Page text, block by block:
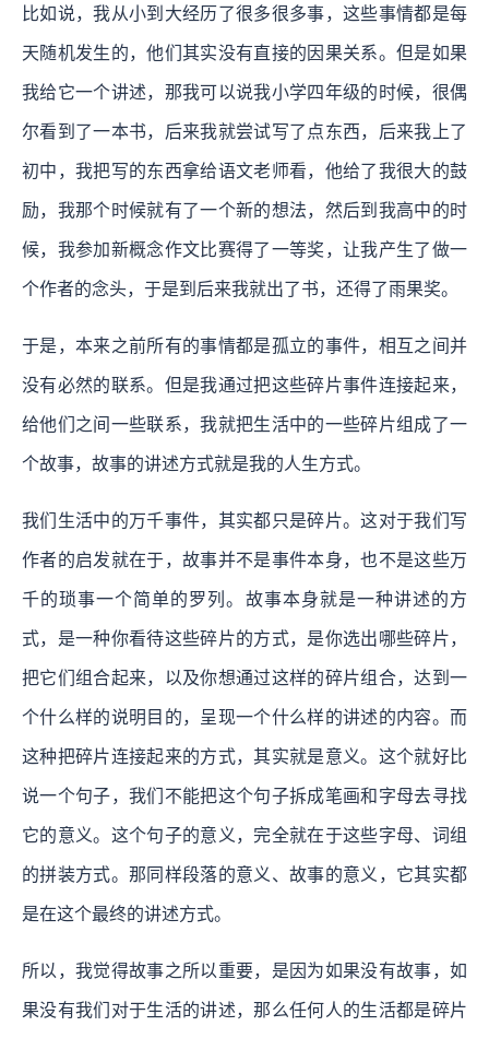
比如说，我从小到大经历了很多很多事，这些事情都是每
天随机发生的，他们其实没有直接的因果关系。但是如果
我给它一个讲述，那我可以说我小学四年级的时候，很偶
尔看到了一本书，后来我就尝试写了点东西，后来我上了
初中，我把写的东西拿给语文老师看，他给了我很大的鼓
励，我那个时候就有了一个新的想法，然后到我高中的时
候，我参加新概念作文比赛得了一等奖，让我产生了做一
个作者的念头，于是到后来我就出了书，还得了雨果奖。
于是，本来之前所有的事情都是孤立的事件，相互之间并
没有必然的联系。但是我通过把这些碎片事件连接起来，
给他们之间一些联系，我就把生活中的一些碎片组成了一
个故事，故事的讲述方式就是我的人生方式。
我们生活中的万千事件，其实都只是碎片。这对于我们写
作者的启发就在于，故事并不是事件本身，也不是这些万
千的琐事一个简单的罗列。故事本身就是一种讲述的方
式，是一种你看待这些碎片的方式，是你选出哪些碎片，
把它们组合起来，以及你想通过这样的碎片组合，达到一
个什么样的说明目的，呈现一个什么样的讲述的内容。而
这种把碎片连接起来的方式，其实就是意义。这个就好比
说一个句子，我们不能把这个句子拆成笔画和字母去寻找
它的意义。这个句子的意义，完全就在于这些字母、词组
的拼装方式。那同样段落的意义、故事的意义，它其实都
是在这个最终的讲述方式。
所以，我觉得故事之所以重要，是因为如果没有故事，如
果没有我们对于生活的讲述，那么任何人的生活都是碎片